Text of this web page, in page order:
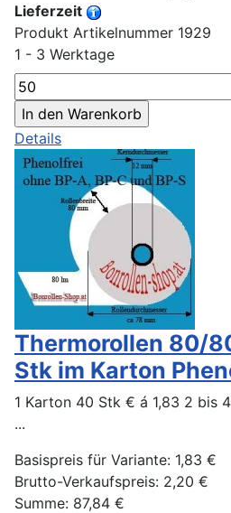
Lieferzeit
Produkt Artikelnummer 1929
1 - 3 Werktage
Details
Thermorollen 80/
Stk im Karton
1 Karton 40 Stk € á 1,83 2 bis
...
Basispreis für Variante: 1,83 €
Brutto-Verkaufspreis: 2,20 €
Summe: 87,84 €